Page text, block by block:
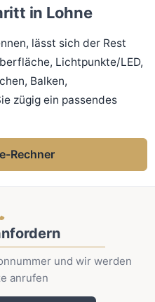
in Lohne
lässt sich der Rest
Lichtpunkte/LED,
Balken,
zügig ein passendes
Rechner
und wir werden
anrufen